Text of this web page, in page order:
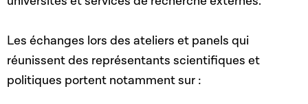
Les échanges lors des ateliers et panels qui
réunissent des représentants scientifiques et
politiques portent notamment sur :